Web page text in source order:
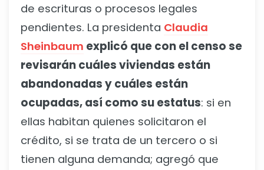
de escrituras o procesos legales
pendientes. La presidenta Claudia
Sheinbaum explicó que con el censo se
revisarán cuáles viviendas están
abandonadas y cuáles están
ocupadas, así como su estatus: si en
ellas habitan quienes solicitaron el
crédito, si se trata de un tercero o si
tienen alguna demanda; agregó que